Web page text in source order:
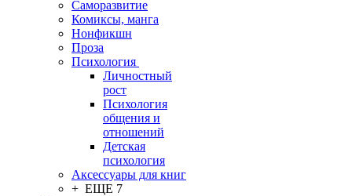
Саморазвитие
Комиксы, манга
Нонфикшн
Проза
Психология
Личностный
рост
Психология
общения и
отношений
Детская
психология
Аксессуары для книг
+ ЕЩЕ 7